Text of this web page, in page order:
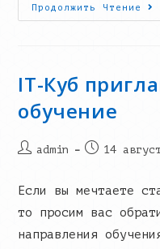
Продолжить Чтение
IT-Куб
обучение
Postadmin
Запись
14
Если вы мечтаете
то просим вас
направления